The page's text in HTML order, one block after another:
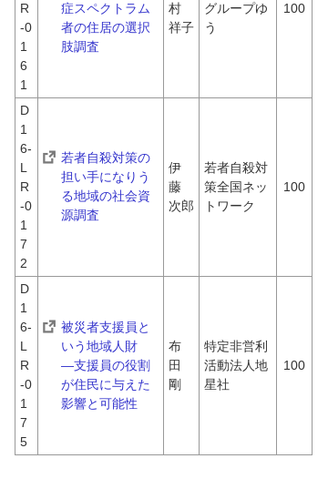
R
-0
1
6
1
症スペクトラム
者の住居の選択
肢調査
村
祥子
グループゆ
う
100
D
1
6-
L
R
-0
1
7
2
若者自殺対策の
担い手になりう
る地域の社会資
源調査
伊
藤
次郎
若者自殺対
策全国ネッ
トワーク
100
D
1
6-
L
R
-0
1
7
5
被災者支援員と
いう地域人財
―支援員の役割
が住民に与えた
影響と可能性
布
田
剛
特定非営利
活動法人地
星社
100